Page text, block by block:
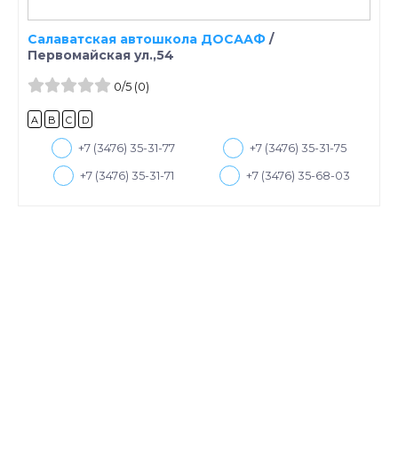
Салаватская автошкола ДОСААФ /
Первомайская ул.,54
0/5(0)
A B C D
+7 (3476) 35-31-77 +7 (3476) 35-31-75
+7 (3476) 35-31-71 +7 (3476) 35-68-03